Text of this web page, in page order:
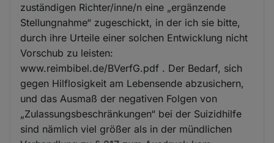
zuständigen Richter/inne/n eine „ergänzende
Stellungnahme“ zugeschickt, in der ich sie bitte,
durch ihre Urteile einer solchen Entwicklung nicht
Vorschub zu leisten:
www.reimbibel.de/BVerfG.pdf . Der Bedarf, sich
gegen Hilflosigkeit am Lebensende abzusichern,
und das Ausmaß der negativen Folgen von
„Zulassungsbeschränkungen“ bei der Suizidhilfe
sind nämlich viel größer als in der mündlichen